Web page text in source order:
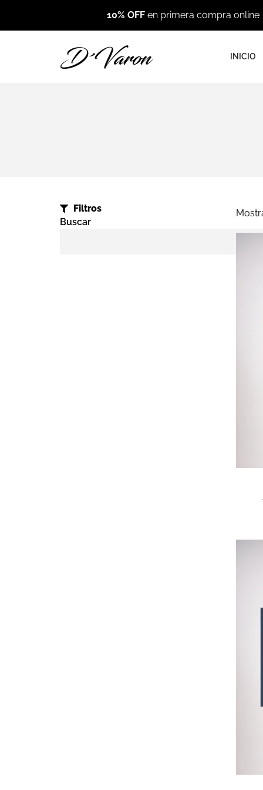
10% OFF en primera compra online
INICIO
Filtros
Buscar